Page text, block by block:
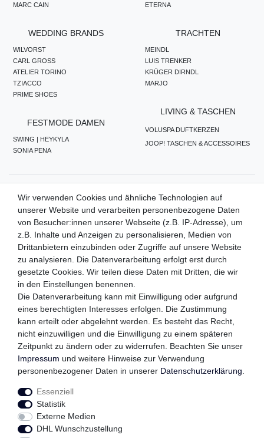
MARC CAIN
ETERNA
WEDDING BRANDS
WILVORST
CARL GROSS
ATELIER TORINO
TZIACCO
PRIME SHOES
FESTMODE DAMEN
SWING | HEYKYLA
SONIA PENA
TRACHTEN
MEINDL
LUIS TRENKER
KRÜGER DIRNDL
MARJO
LIVING & TASCHEN
VOLUSPA DUFTKERZEN
JOOP! TASCHEN & ACCESSOIRES
ZAHLUNGSMETHODEN
WIR VERSENDEN MIT
QUALITÄTSVERSPRECHEN
FOLGEN SIE UNS
Impressum
Widerrufs­recht Vertrag widerrufen
Wir verwenden Cookies und ähnliche Technologien auf
unserer Website und verarbeiten personenbezogene Daten
von Besucher:innen unserer Webseite (z.B. IP-Adresse), um
z.B. Inhalte und Anzeigen zu personalisieren, Medien von
Drittanbietern einzubinden oder Zugriffe auf unsere Website
zu analysieren. Die Datenverarbeitung erfolgt erst durch
gesetzte Cookies. Wir teilen diese Daten mit Dritten, die wir
in den Einstellungen benennen.
Die Datenverarbeitung kann mit Einwilligung oder aufgrund
eines berechtigten Interesses erfolgen. Die Zustimmung
kann erteilt oder abgelehnt werden. Es besteht das Recht,
nicht einzuwilligen und die Einwilligung zu einem späteren
Zeitpunkt zu ändern oder zu widerrufen. Beachten Sie unser
Impressum und weitere Hinweise zur Verwendung
personenbezogener Daten in unserer Daten­schutz­erklärung
Essenziell
Statistik
Externe Medien
DHL Wunschzustellung